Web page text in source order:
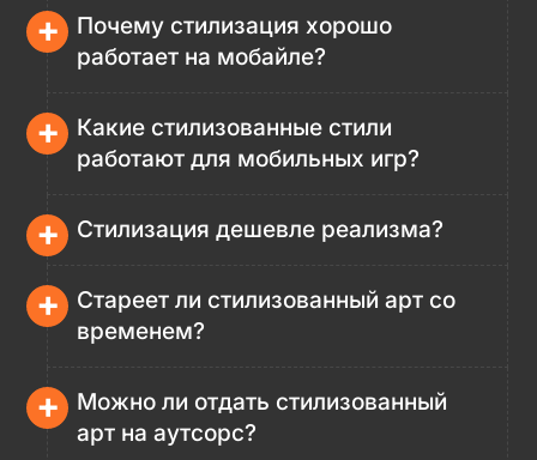
+
Почему стилизация хорошо
работает на мобайле?
+
Какие стилизованные стили
работают для мобильных игр?
+ Стилизация дешевле реализма?
+
Стареет ли стилизованный арт со
временем?
+
Можно ли отдать стилизованный
арт на аутсорс?